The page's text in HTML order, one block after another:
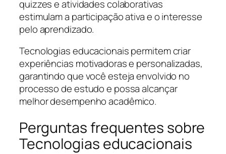
quizzes e atividades colaborativas
estimulam a participação ativa e o interesse
pelo aprendizado.
Tecnologias educacionais permitem criar
experiências motivadoras e personalizadas,
garantindo que você esteja envolvido no
processo de estudo e possa alcançar
melhor desempenho acadêmico.
Perguntas frequentes sobre
Tecnologias educacionais